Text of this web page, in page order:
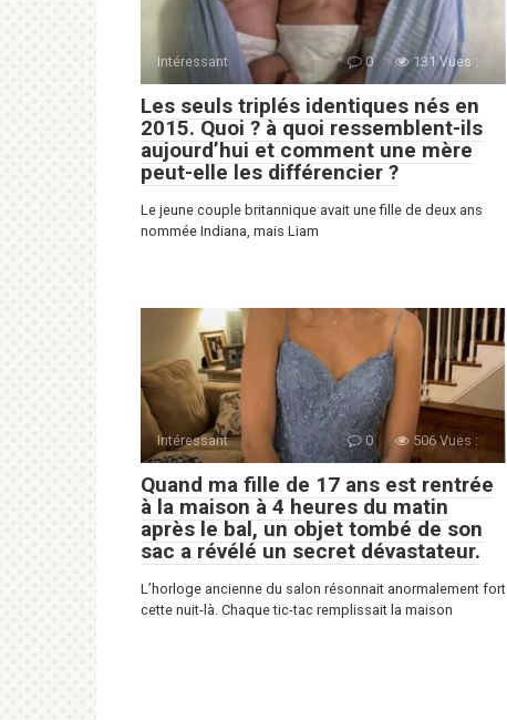
Intéressant 0 131 Vues :
Les seuls triplés identiques nés en
2015. Quoi ? à quoi ressemblent-ils
aujourd’hui et comment une mère
peut-elle les différencier ?
Le jeune couple britannique avait une fille de deux ans
nommée Indiana, mais Liam
Intéressant 0 506 Vues :
Quand ma fille de 17 ans est rentrée
à la maison à 4 heures du matin
après le bal, un objet tombé de son
sac a révélé un secret dévastateur.
L’horloge ancienne du salon résonnait anormalement fort
cette nuit-là. Chaque tic-tac remplissait la maison